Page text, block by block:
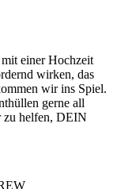
einer Hochzeit
wirken, das
wir ins Spiel.
gerne all
zu helfen, DEIN